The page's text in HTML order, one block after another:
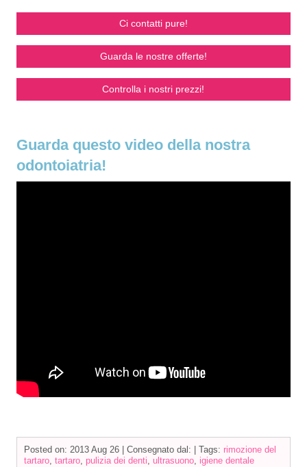
Ci contatti pure!
Guarda le nostre offerte!
Controlla i nostri prezzi!
Guarda questo video della nostra
odontoiatria!
Posted on: 2013 Aug 26 | Consegnato dal: Tags: rimozione del
tartaro, tartaro, pulizia dei denti, ultrasuono, igiene dentale